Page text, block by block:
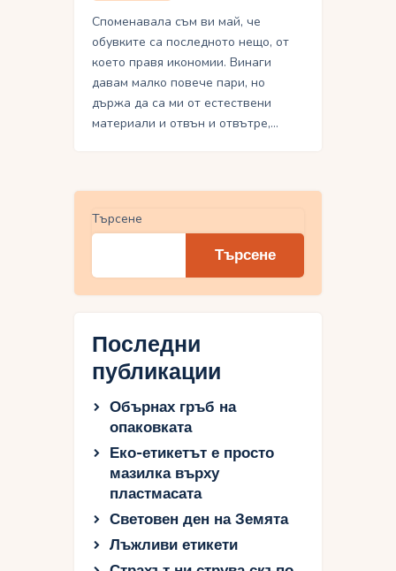
Споменавала съм ви май, че
обувките са последното нещо, от
което правя икономии. Винаги
давам малко повече пари, но
държа да са ми от естествени
материали и отвън и отвътре,…
Търсене
Търсене
Последни
публикации
Обърнах гръб на
опаковката
Еко-етикетът е просто
мазилка върху
пластмасата
Световен ден на Земята
Лъжливи етикети